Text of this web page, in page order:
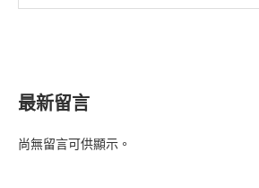
最新留言
尚無留言可供顯示。